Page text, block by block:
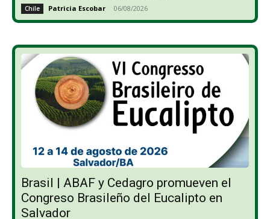
Chile Patricia Escobar - 06/08/2026
Brasil | ABAF y Cedagro promueven el
Congreso Brasileño del Eucalipto en
Salvador